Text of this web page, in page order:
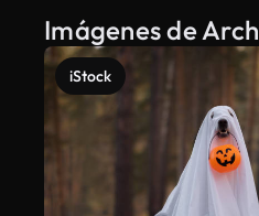
Imágenes de
iStock